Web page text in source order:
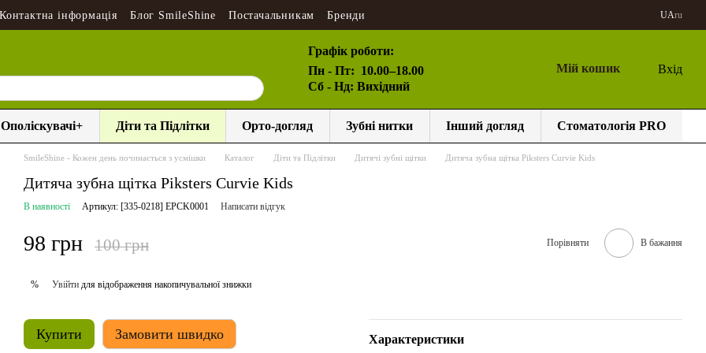
Контактна інформація Блог SmileShine Постачальникам Бренди UAru
Графік роботи:
Пн - Пт: 10.00–18.00
Сб - Нд: Вихідний
Мій кошик Вхід
Ополіскувачі+ Діти та Підлітки Орто-догляд Зубні нитки Інший догляд Стоматологія PRO
SmileShine - Кожен день починається з усмішки Каталог Діти та Підлітки Дитячі зубні щітки Дитяча зубна щітка Piksters Curvie Kids
Дитяча зубна щітка Piksters Curvie Kids
В наявності Артикул: [335-0218] EPCK0001 Написати відгук
98 грн 100 грн Порівняти В бажання
% Увійти для відображення накопичувальної знижки
Купити Замовити швидко Характеристики